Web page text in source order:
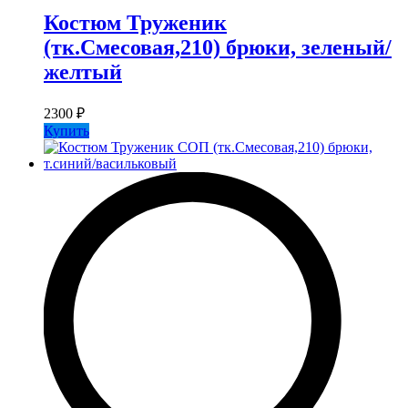
Костюм Труженик
(тк.Смесовая,210) брюки, зеленый/
желтый
2300 ₽
Купить